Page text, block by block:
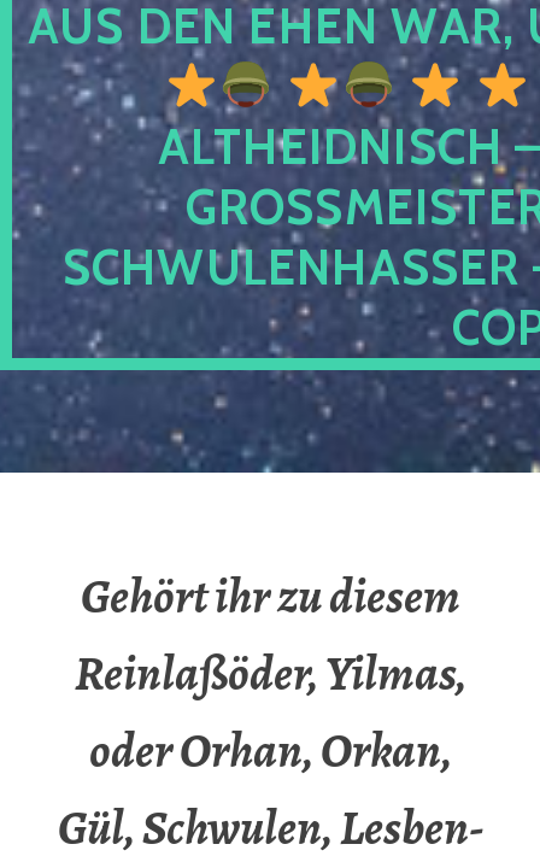
S DEN EHEN WAR,
ALTHEIDNISCH
CHWULENHASSER
Gehört ihr zu diesem
Reinlaßöder, Yilmas,
oder Orhan, Orkan,
Gül, Schwulen, Lesben-